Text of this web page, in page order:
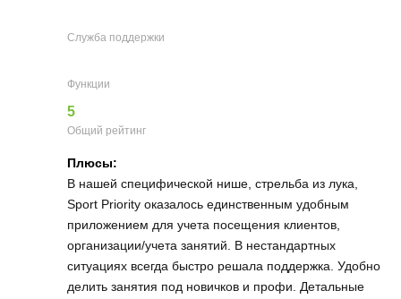
Служба поддержки
Функции
5
Общий рейтинг
Плюсы:
В нашей специфической нише, стрельба из лука,
Sport Priority оказалось единственным удобным
приложением для учета посещения клиентов,
организации/учета занятий. В нестандартных
ситуациях всегда быстро решала поддержка. Удобно
делить занятия под новичков и профи. Детальные